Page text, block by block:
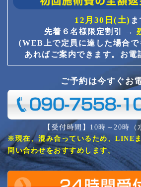
12月30日(土)
先着６名様限定割引 →
（WEB上で定員に達した場合
あればご案内できます。お電
ご予約は今すぐお
【受付時間】10時～20時（
※現在、混み合っているため、LINE
問い合わせをおすすめします。